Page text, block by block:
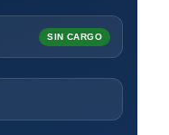
SIN CARGO